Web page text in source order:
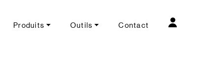
Produits Outils Contact